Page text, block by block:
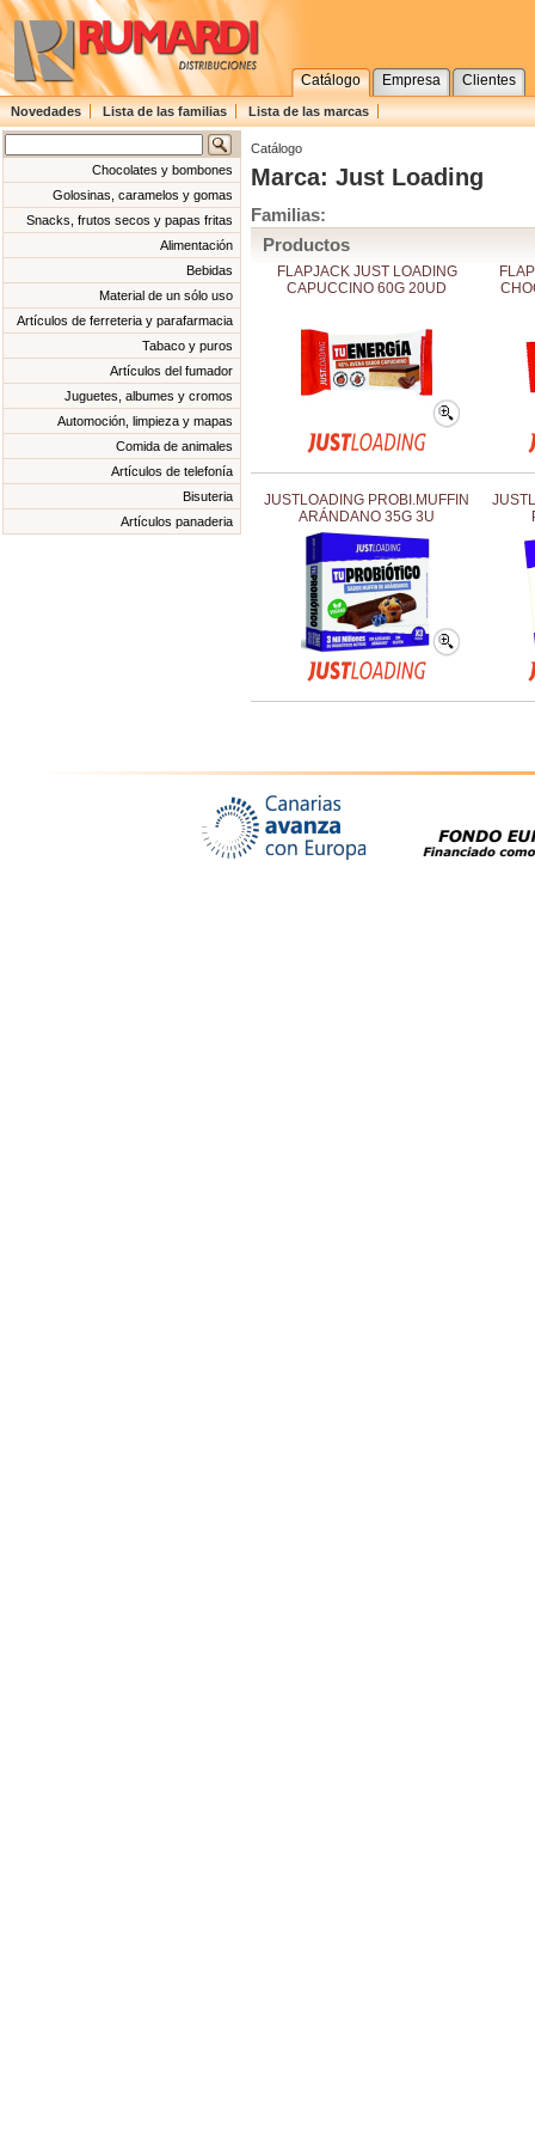
Catálogo Empresa Clientes
Novedades Lista de las familias Lista de las marcas
Catálogo
Marca: Just Loading
Familias:
Productos
FLAPJACK JUST LOADING
CAPUCCINO 60G 20UD
JUSTLOADING PROBI.MUFFIN
ARÁNDANO 35G 3U
Chocolates y bombones
Golosinas, caramelos y gomas
Snacks, frutos secos y papas fritas
Alimentación
Bebidas
Material de un sólo uso
Artículos de ferreteria y parafarmacia
Tabaco y puros
Artículos del fumador
Juguetes, albumes y cromos
Automoción, limpieza y mapas
Comida de animales
Artículos de telefonía
Bisuteria
Artículos panaderia